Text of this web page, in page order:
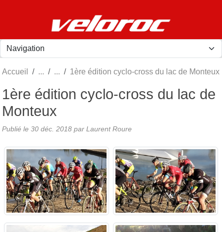
Accueil 1ère édition cyclo-cross du lac de Monteux
1ère édition cyclo-cross du lac de
Monteux
Publié le 30 déc. 2018 par Laurent Roure